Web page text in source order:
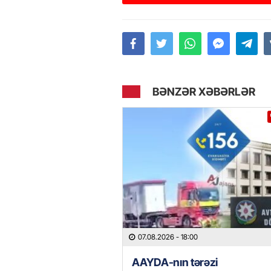
BƏNZƏR XƏBƏRLƏR
07.08.2026 - 18:00
AAYDA-nın tərəzi